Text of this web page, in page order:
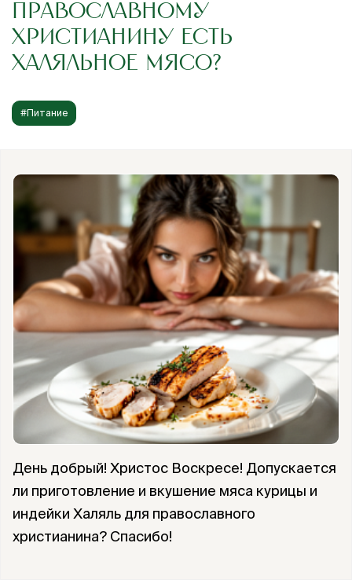
ПРАВОСЛАВНОМУ
ХРИСТИАНИНУ ЕСТЬ
ХАЛЯЛЬНОЕ МЯСО?
#Питание
День добрый! Христос Воскресе! Допускается
ли приготовление и вкушение мяса курицы и
индейки Халяль для православного
христианина? Спасибо!